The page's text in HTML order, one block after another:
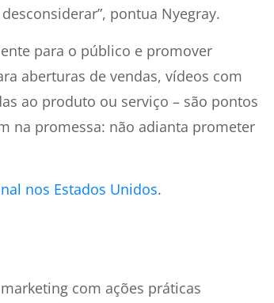
pontua Nyegray.
para o público e promover
aberturas de vendas, vídeos com
ao produto ou serviço – são pontos
na promessa: não adianta prometer
nos Estados Unidos.
com ações práticas